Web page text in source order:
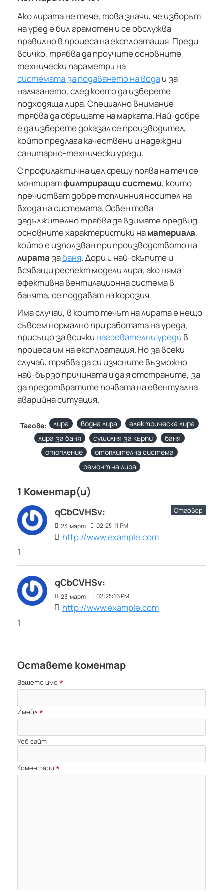
Ако лирата не тече, това значи, че изборът
на уред е бил грамотен и се обслужва
правилно в процеса на експлоатация. Преди
всичко, трябва да проучите основните
технически параметри на
системата за подаването на водаи за
налягането, след което да изберете
подходяща лира. Специално внимание
трябва да обръщате на марката. Най-добре
е да изберете доказал се производител,
който предлага качествени и надеждни
санитарно-технически уреди.
С профилактична цел срещу поява на теч се
монтиратфилтриращи системи, които
пречистват добре топлинния носител на
входа на системата. Освен това
задължително трябва да взимате предвид
основните характеристики наматериала,
който е използван при производството на
лирата забаня. Дори и най-скъпите и
всяващи респект модели лира, ако няма
ефективна вентилационна система в
банята, се поддават на корозия.
Има случаи, в които течът на лирата е нещо
съвсем нормално при работата на уреда,
присъщо за всички нагревателни уреди в
процеса им на експлоатация. Но за всеки
случай, трябва да си изясните възможно
най-бързо причината и да я отстраните, за
да предотвратите появата на евентуална
аварийна ситуация.
Тагове: лира водна лира
електрическа лира
лира за баня
сушилня за кърпи
баня
отопление
отоплителна система
ремонт на лира
1 Коментар(и)
qCbCVHSv:
23 март 02:25:11 PM
http://www.example.com
Отговор
1
qCbCVHSv:
23 март 02:25:16 PM
http://www.example.com
1
Оставете коментар
Вашето име
Имейл
Уеб сайт
Коментари